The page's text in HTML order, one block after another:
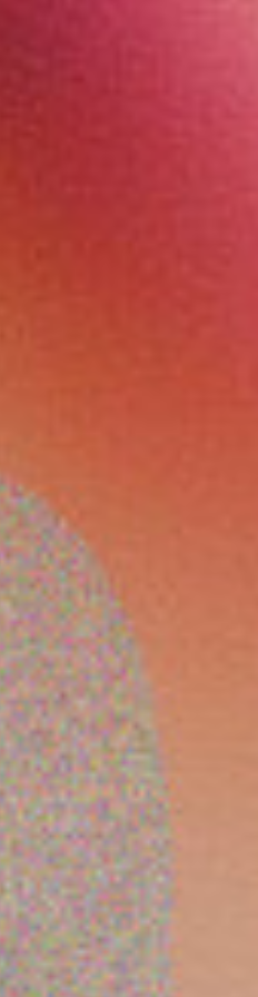
أماليكو لوشن الجسم
فيتامين أ و ب 3 مع
0.900 دب
اشتر الآن
%
مصل
جوانجينج
0.590 دب